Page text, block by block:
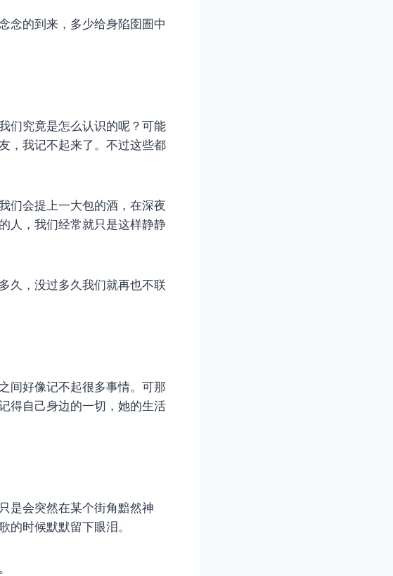
念的到来，多少给身陷囹圄中
们究竟是怎么认识的呢？可能
，我记不起来了。不过这些都
们会提上一大包的酒，在深夜
人，我们经常就只是这样静静
久，没过多久我们就再也不联
间好像记不起很多事情。可那
得自己身边的一切，她的生活
是会突然在某个街角黯然神
的时候默默留下眼泪。